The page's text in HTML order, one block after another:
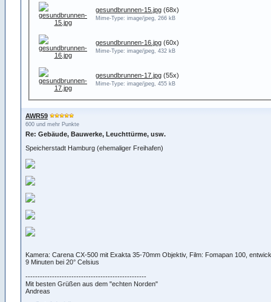
gesundbrunnen-15.jpg (68x)
Mime-Type: image/jpeg, 266 kB
gesundbrunnen-16.jpg (60x)
Mime-Type: image/jpeg, 432 kB
gesundbrunnen-17.jpg (55x)
Mime-Type: image/jpeg, 455 kB
AWR59
600 und mehr Punkte
Re: Gebäude, Bauwerke, Leuchttürme, usw.
Speicherstadt Hamburg (ehemaliger Freihafen)
Kamera: Carena CX-500 mit Exakta 35-70mm Objektiv, Film: Fomapan 100,
9 Minuten bei 20° Celsius
--------------------------------------------------
Mit besten Grüßen aus dem "echten Norden"
Andreas